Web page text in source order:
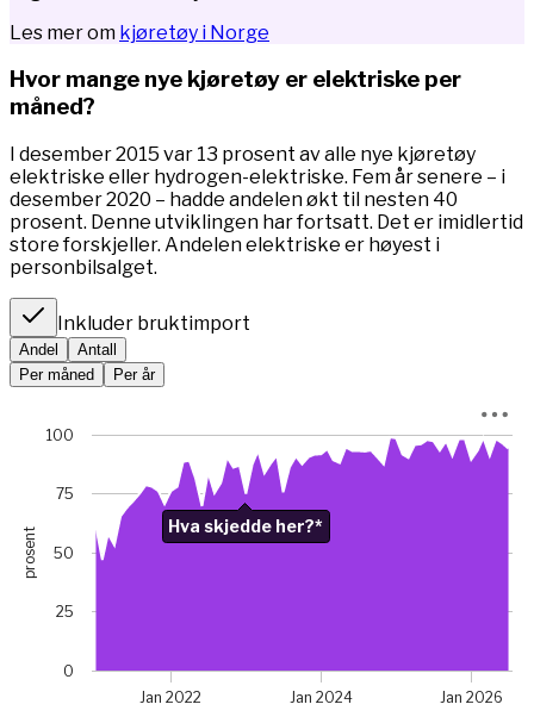
Les mer om kjøretøy i Norge
Hvor mange nye kjøretøy er elektriske per
måned?
I desember 2015 var 13 prosent av alle nye kjøretøy
elektriske eller hydrogen-elektriske. Fem år senere – i
desember 2020 – hadde andelen økt til nesten 40
prosent. Denne utviklingen har fortsatt. Det er imidlertid
store forskjeller. Andelen elektriske er høyest i
personbilsalget.
Inkluder bruktimport
Andel
Antall
Per måned
Per år
Chart with 67 data points.
*I januar 2023 var bilsalget rekordlavt (5845 mot 49
View as data table, Chart
The chart has 1 X axis displaying Time. Data ranges from
The chart has 1 Y axis displaying prosent. Data ranges
Chart annotations summary
prosent
Jan 2022 Jan 2024 Jan 2026
0
25
50
75
100
Hva skjedde her?*